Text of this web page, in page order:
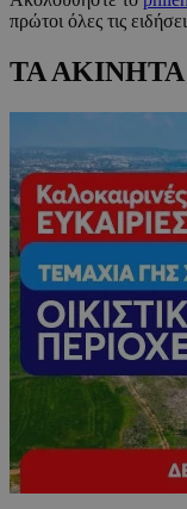
πρώτοι όλες τις
ΤΑ